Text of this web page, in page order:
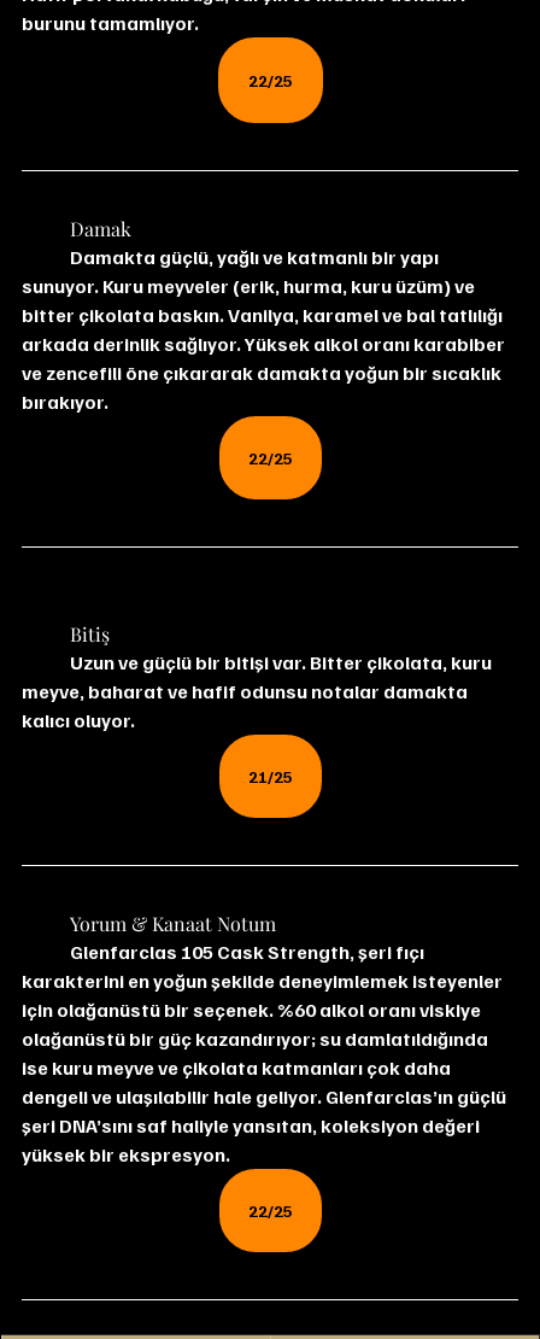
burunu tamamlıyor.
22/25
	Damak
sunuyor. Kuru meyveler (erik, hurma, kuru üzüm) ve
bitter çikolata baskın. Vanilya, karamel ve bal tatlılığı
arkada derinlik sağlıyor. Yüksek alkol oranı karabiber
ve zencefili öne çıkararak damakta yoğun bir sıcaklık
bırakıyor.
22/25
	Bitiş
meyve, baharat ve hafif odunsu notalar damakta
kalıcı oluyor.
21/25
	Yorum & Kanaat Notum
Glenfarclas 105 Cask Strength, şeri fıçı
karakterini en yoğun şekilde deneyimlemek isteyenler
için olağanüstü bir seçenek. %60 alkol oranı viskiye
olağanüstü bir güç kazandırıyor; su damlatıldığında
ise kuru meyve ve çikolata katmanları çok daha
dengeli ve ulaşılabilir hale geliyor. Glenfarclas’ın güçlü
şeri DNA’sını saf haliyle yansıtan, koleksiyon değeri
yüksek bir ekspresyon.
22/25